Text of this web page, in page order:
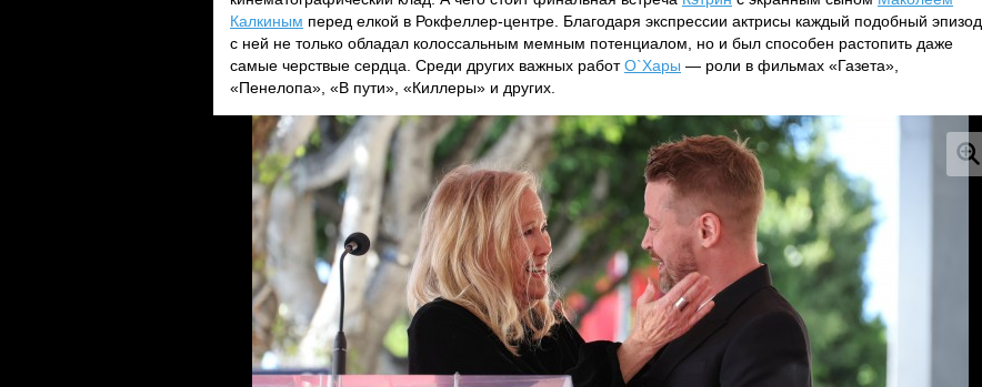
Калкиным перед елкой в Рокфеллер-центре. Благодаря экспрессии актрисы каждый подобный эпизод
с ней не только обладал колоссальным мемным потенциалом, но и был способен растопить даже
самые черствые сердца. Среди других важных работО`Хары — роли в фильмах «Газета»,
«Пенелопа», «В пути», «Киллеры» и других.